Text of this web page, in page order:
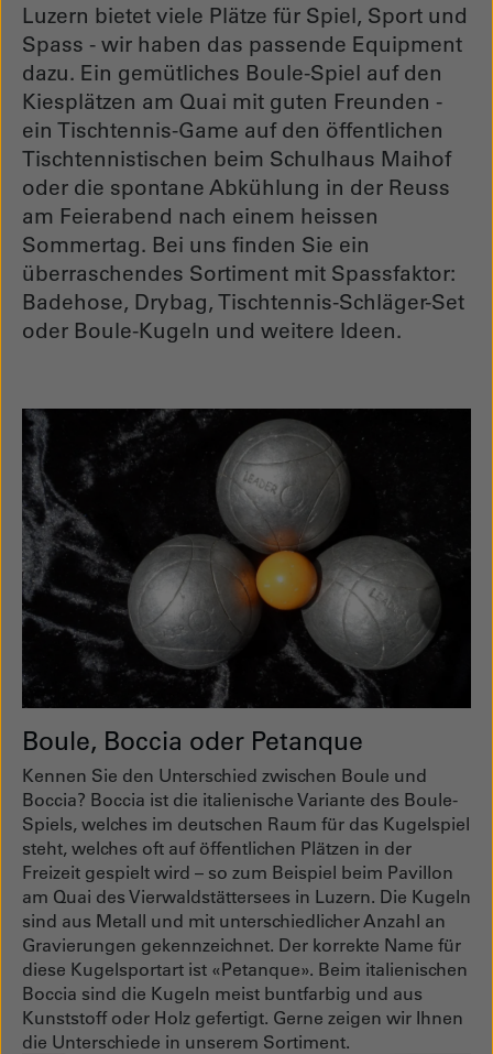
Luzern bietet viele Plätze für Spiel, Sport und
Spass - wir haben das passende Equipment
dazu. Ein gemütliches Boule-Spiel auf den
Kiesplätzen am Quai mit guten Freunden -
ein Tischtennis-Game auf den öffentlichen
Tischtennistischen beim Schulhaus Maihof
oder die spontane Abkühlung in der Reuss
am Feierabend nach einem heissen
Sommertag. Bei uns finden Sie ein
überraschendes Sortiment mit Spassfaktor:
Badehose, Drybag, Tischtennis-Schläger-Set
oder Boule-Kugeln und weitere Ideen.
Boule, Boccia oder Petanque
Kennen Sie den Unterschied zwischen Boule und
Boccia? Boccia ist die italienische Variante des Boule-
Spiels, welches im deutschen Raum für das Kugelspiel
steht, welches oft auf öffentlichen Plätzen in der
Freizeit gespielt wird – so zum Beispiel beim Pavillon
am Quai des Vierwaldstättersees in Luzern. Die Kugeln
sind aus Metall und mit unterschiedlicher Anzahl an
Gravierungen gekennzeichnet. Der korrekte Name für
diese Kugelsportart ist «Petanque». Beim italienischen
Boccia sind die Kugeln meist buntfarbig und aus
Kunststoff oder Holz gefertigt. Gerne zeigen wir Ihnen
die Unterschiede in unserem Sortiment.